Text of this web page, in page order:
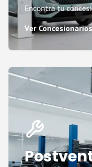
Encontrá tu
Ver Concesionarios